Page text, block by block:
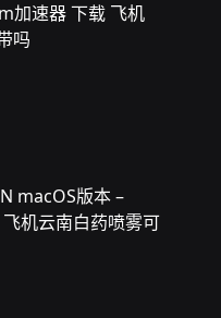
加速器 下载 飞机
吗
macOS版本 –
机云南白药喷雾可